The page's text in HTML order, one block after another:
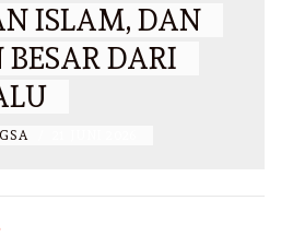
ISLAM, DAN
DARI